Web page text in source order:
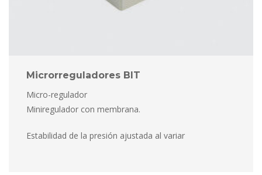
Microrreguladores BIT
Micro-regulador
Miniregulador con membrana.
Estabilidad de la presión ajustada al variar